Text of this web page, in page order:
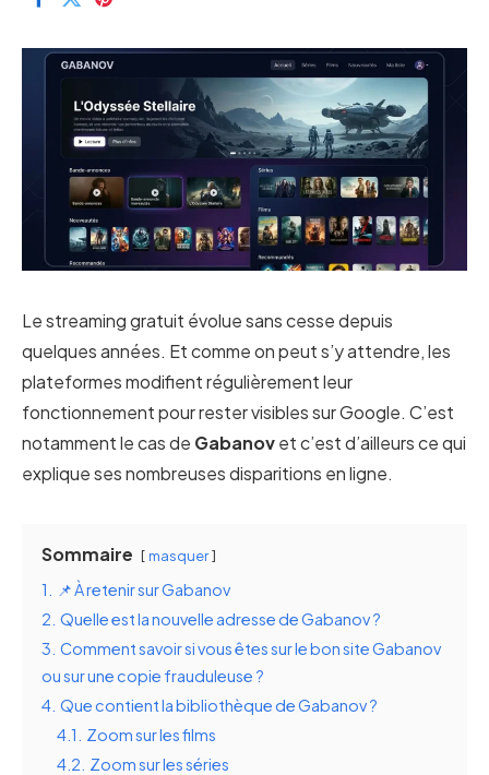
Le streaming gratuit évolue sans cesse depuis
quelques années. Et comme on peut s’y attendre, les
plateformes modifient régulièrement leur
fonctionnement pour rester visibles sur Google. C’est
notamment le cas de Gabanovet c’est d’ailleurs ce qui
explique ses nombreuses disparitions en ligne.
Sommaire masquer
1.
📌 À retenir sur Gabanov
2. Quelle est la nouvelle adresse de Gabanov ?
3. Comment savoir si vous êtes sur le bon site Gabanov
ou sur une copie frauduleuse ?
4. Que contient la bibliothèque de Gabanov ?
4.1.
Zoom sur les films
4.2. Zoom sur les séries